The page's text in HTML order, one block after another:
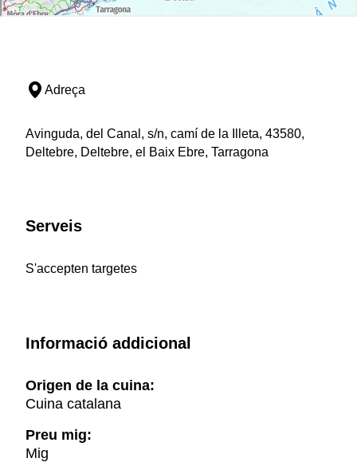
Adreça
Avinguda, del Canal, s/n, camí de la Illeta, 43580,
Deltebre, Deltebre, el Baix Ebre, Tarragona
Serveis
S'accepten targetes
Informació addicional
Origen de la cuina:
Cuina catalana
Preu mig:
Mig